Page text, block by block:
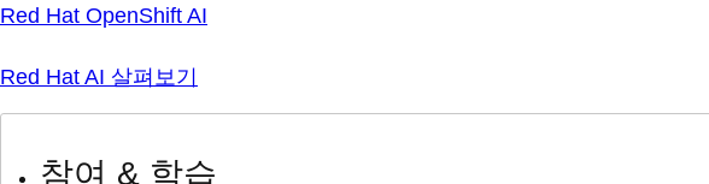
Red Hat OpenShift AI
Red Hat AI 살펴보기
참여 & 학습